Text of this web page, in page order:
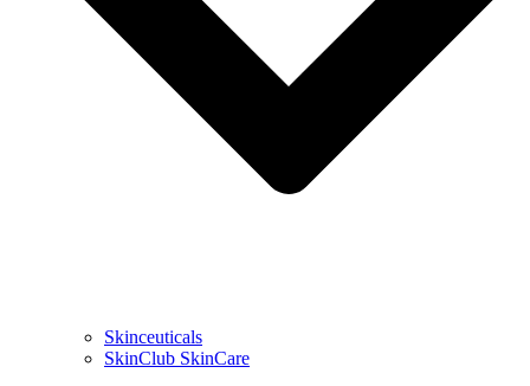
Skinceuticals
SkinClub SkinCare